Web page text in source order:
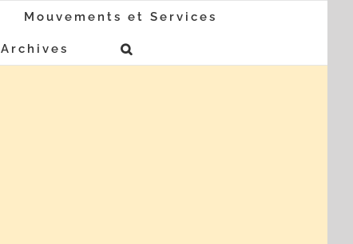
Mouvements et Services
Archives